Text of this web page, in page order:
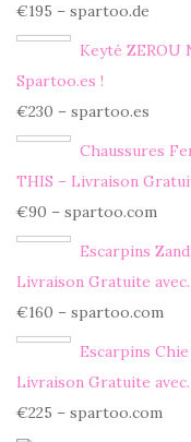
€195 – spartoo.de
Keyté
Spartoo.es !
€230 – spartoo.es
Chaussures
THIS – Livraison
€90 – spartoo.com
Escarpins
Livraison Gratuite
€160 – spartoo.com
Escarpins
Livraison Gratuite
€225 – spartoo.com